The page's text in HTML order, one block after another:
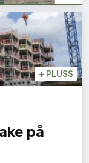
+ PLUSS
på